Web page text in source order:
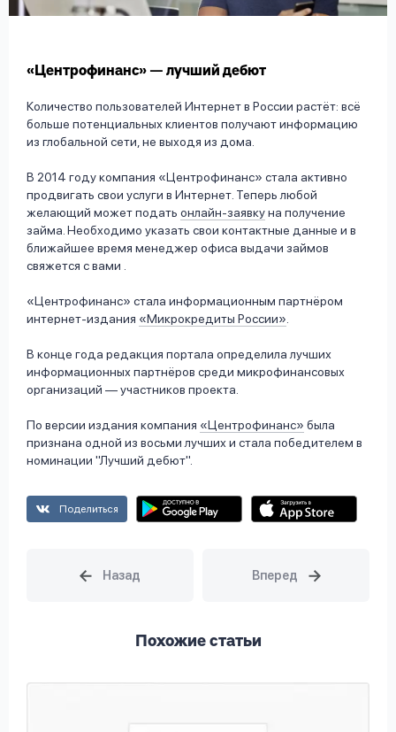
«Центрофинанс» — лучший дебют
Количество пользователей Интернет в России растёт: всё
больше потенциальных клиентов получают информацию
из глобальной сети, не выходя из дома.
В 2014 году компания «Центрофинанс» стала активно
продвигать свои услуги в Интернет. Теперь любой
желающий может подать онлайн-заявкуна получение
займа. Необходимо указать свои контактные данные и в
ближайшее время менеджер офиса выдачи займов
свяжется с вами .
«Центрофинанс» стала информационным партнёром
интернет-издания «Микрокредиты России»
В конце года редакция портала определила лучших
информационных партнёров среди микрофинансовых
организаций — участников проекта.
По версии издания компания «Центрофинанс» была
признана одной из восьми лучших и стала победителем в
номинации "Лучший дебют".
Поделиться
Похожие статьи
Оформить заявку
Ответы
на